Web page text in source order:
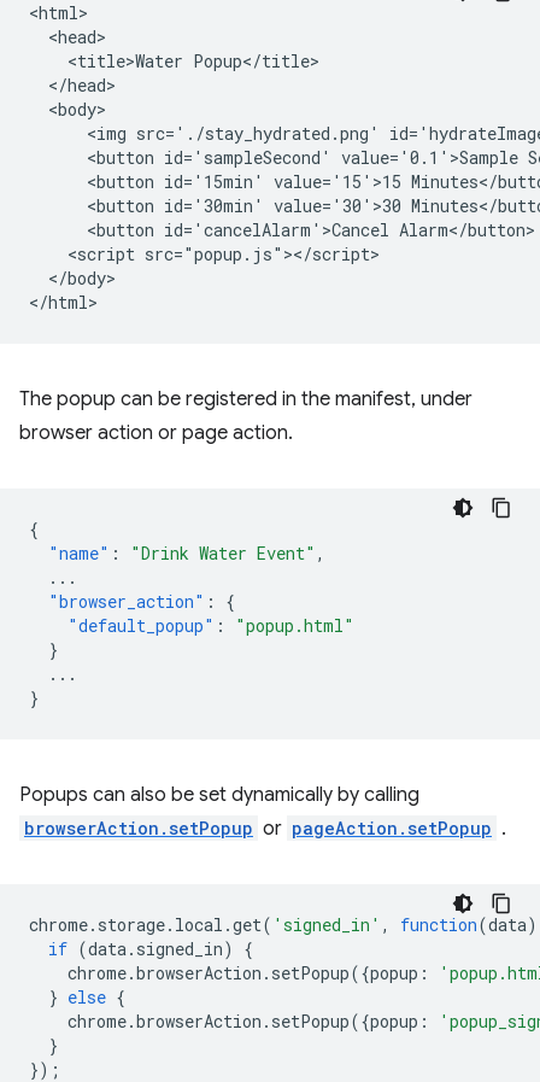
<html>
  <head>
    <title>Water Popup</title>
  </head>
  <body>
<img src='./stay_hydrated.png'
<button id='sampleSecond' value='0.1'>Sample
<button id='15min' value='15'>15 Minutes</
<button id='30min' value='30'>30 Minutes</
      <button id='cancelAlarm'>Cancel Alarm</button>
    <script src="popup.js"></script>
  </body>
The popup can be registered in the manifest, under
browser action or page action.
{
"name" : "Drink Water Event" ,
...
"browser_action" :
{
"default_popup" :
"popup.html"
}
...
}
Popups can also be set dynamically by calling
browserAction.setPopup or pageAction.setPopup .
chrome. storage. local .get( 'signed_in' , function(data)
if (data. signed_in)
{
chrome.browserAction . setPopup({popup :
} else {
chrome.browserAction . setPopup({popup :
}
});